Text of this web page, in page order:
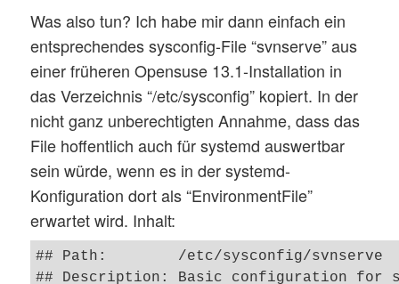
Was also tun? Ich habe mir dann einfach ein
entsprechendes sysconfig-File “svnserve” aus
einer früheren Opensuse 13.1-Installation in
das Verzeichnis “/etc/sysconfig” kopiert. In der
nicht ganz unberechtigten Annahme, dass das
File hoffentlich auch für systemd auswertbar
sein würde, wenn es in der systemd-
Konfiguration dort als “EnvironmentFile”
erwartet wird. Inhalt:
## Path:	/etc/sysconfig/svnserve
## Description:	Basic configuration for svnserve